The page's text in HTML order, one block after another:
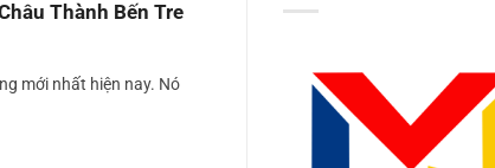
Thành Bến Tre
mới nhất hiện nay. Nó